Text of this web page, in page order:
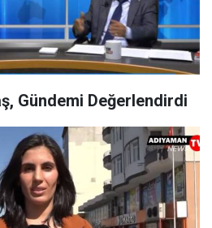
Gündemi Değerlendirdi